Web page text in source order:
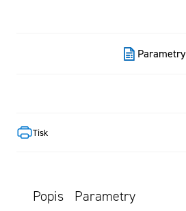
Tisk
Parametry
Popis Parametry